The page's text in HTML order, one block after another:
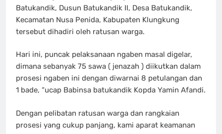
Batukandik, Dusun Batukandik II, Desa Batukandik,
Kecamatan Nusa Penida, Kabupaten Klungkung
tersebut dihadiri oleh ratusan warga.
Hari ini, puncak pelaksanaan ngaben masal digelar,
dimana sebanyak 75 sawa ( jenazah ) diikutkan dalam
prosesi ngaben ini dengan diwarnai 8 petulangan dan
1 bade, “ucap Babinsa batukandik Kopda Yamin Afandi.
Dengan pelibatan ratusan warga dan rangkaian
prosesi yang cukup panjang, kami aparat keamanan